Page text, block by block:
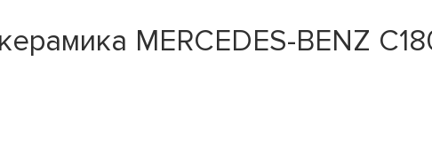
MERCEDES-BENZ